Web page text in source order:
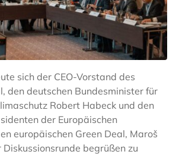
sich der CEO-Vorstand des
den deutschen Bundesminister für
Robert Habeck und den
der Europäischen
europäischen Green Deal, Maroš
Diskussionsrunde begrüßen zu